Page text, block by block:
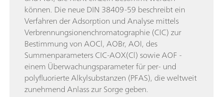
können. Die neue DIN 38409-59 beschreibt ein
Verfahren der Adsorption und Analyse mittels
Verbrennungsionenchromatographie (CIC) zur
Bestimmung von AOCl, AOBr, AOI, des
Summenparameters CIC-AOX(Cl) sowie AOF -
einem Überwachungsparameter für per- und
polyfluorierte Alkylsubstanzen (PFAS), die weltweit
zunehmend Anlass zur Sorge geben.